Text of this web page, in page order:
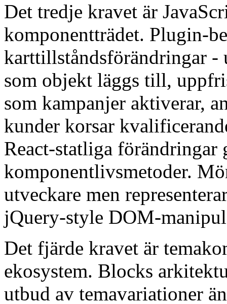
Det tredje kravet är
komponentträdet. Plugin-
karttillståndsförändringar -
som objekt läggs till,
som kampanjer aktiverar,
kunder korsar
React-statliga förändringar
komponentlivsmetoder.
utveckare men
jQuery-style DOM-
Det fjärde kravet är
ekosystem. Blocks
utbud av temavariationer